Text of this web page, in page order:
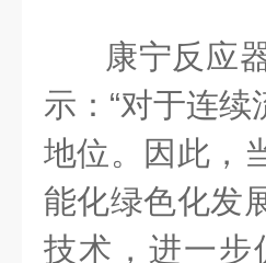
康宁反应
示： “对于连续
地位。因此 ，
能化绿色化发
技术 ， 进一步